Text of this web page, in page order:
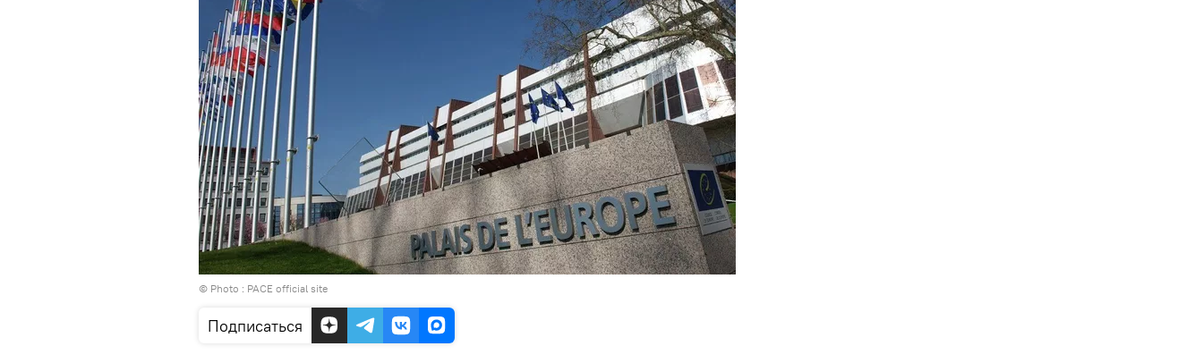
© Photo : PACE official site
Подписаться